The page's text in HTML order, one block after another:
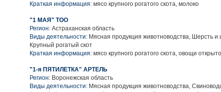
Краткая информация: мясо крупного рогатого скота, молоко
"1 МАЯ" ТОО
Регион: Астраханская область
Виды деятельности: Мясная продукция животноводства, Шерсть
Крупный рогатый скот
Краткая информация: мясо крупного рогатого скота, овощи
"1-я ПЯТИЛЕТКА" АРТЕЛЬ
Регион: Воронежская область
Виды деятельности: Мясная продукция животноводства,